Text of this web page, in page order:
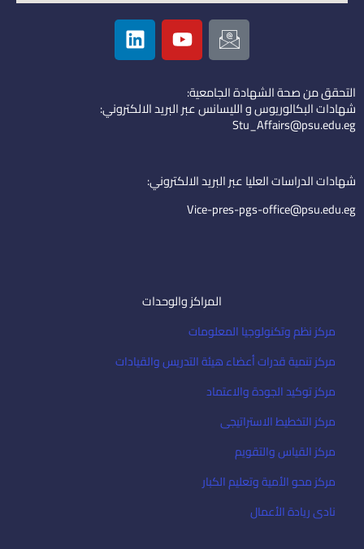
I
c
o
n
-
e
i
l
Y
o
u
u
b
L
i
n
e
d
التحقق من صحة الشهادة الجامعية:
شهادات البكالوريوس و الليسانس عبر البريد الالكتروني:
Stu_Affairs@psu.edu.eg
شهادات الدراسات العليا عبر البريد الالكتروني:
Vice-pres-pgs-office@psu.edu.eg
المراكز والوحدات
مركز نظم وتكنولوجيا المعلومات
مركز تنمية قدرات أعضاء هيئة التدريس والقيادات
مركز توكيد الجودة والاعتماد
مركز التخطيط الاستراتيجى
مركز القياس والتقويم
مركز محو الأمية وتعليم الكبار
نادى ريادة الأعمال